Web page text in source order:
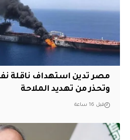
مصر تدين استهداف ناقلة
وتحذر من تهديد الملاحة
قبل 16 ساعة